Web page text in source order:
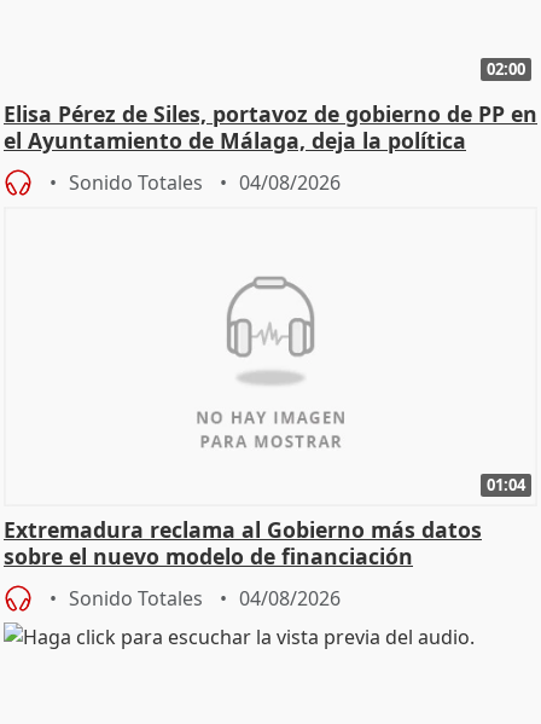
02:00
Elisa Pérez de Siles, portavoz de gobierno de PP en
el Ayuntamiento de Málaga, deja la política
Sonido Totales 04/08/2026
01:04
Extremadura reclama al Gobierno más datos
sobre el nuevo modelo de financiación
Sonido Totales 04/08/2026